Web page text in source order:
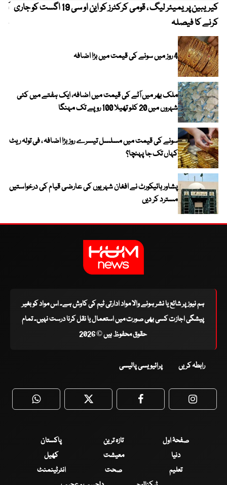
کیریبین پریمیئر لیگ ، قومی کرکٹرز کو این او سی 19 اگست کو جاری
کرنے کا فیصلہ
4 روز میں سونے کی قیمت میں بڑا اضافہ
ملک بھر میں آٹے کی قیمت میں اضافہ، ایک ہفتے میں کئی
شہروں میں 20 کلو تھیلا 100 روپے تک مہنگا
سونے کی قیمت میں مسلسل تیسرے روز بڑا اضافہ ، فی تولہ ریٹ
کہاں تک جا پہنچا؟
پشاور ہائیکورٹ نے افغان شہریوں کی عارضی قیام کی درخواستیں
مسترد کر دیں
ہم نیوز پر شائع یا نشر ہونے والا مواد ادارتی ٹیم کی کاوش ہے۔ اس مواد کو بغیر
پیشگی اجازت کسی بھی صورت میں استعمال یا نقل کرنا درست نہیں۔ تمام
حقوق محفوظ ہیں © 2026
رابطہ کریں پرائیویسی پالیسی
WhatsApp Twitter Facebook
صفحۂ اول تازہ ترین
پاکستان
دنیا
معیشت
کھیل
تعلیم
صحت
انٹرٹینمنٹ